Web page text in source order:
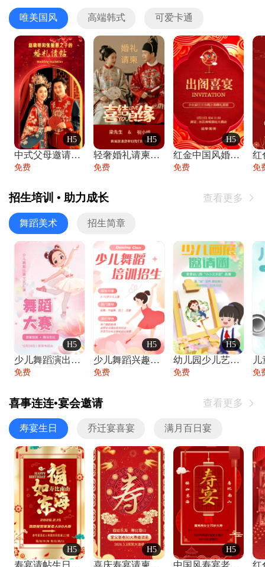
唯美国风 高端韩式 可爱卡通
H5
中式父母邀请函婚礼结婚请柬请贴父母邀请方
免费
H5
轻奢婚礼请柬婚礼邀请函结婚照请帖
免费
H5
红金中国风婚礼请柬出阁喜宴嫁女请帖出阁宴
免费 免
招生培训 • 助力成长 查看更多 
舞蹈美术 招生简章
H5
少儿舞蹈演出舞蹈比赛跳舞大赛文艺汇演活动
免费
H5
少儿舞蹈兴趣班艺术培训学校招生宣传
免费
H5
幼儿园少儿艺术展览绘画展摄影作品展美术展
免费 免
喜事连连•宴会邀请 查看更多 
寿宴生日 乔迁宴喜宴 满月百日宴
H5
寿宴请帖生日宴邀请函老人寿星生日快乐祝寿
H5
喜庆寿宴请柬老人生日宴会邀请函请柬过大寿
H5
中国风寿宴老人生日宴会邀请函寿宴请帖请柬